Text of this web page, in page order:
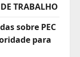
TRABALHO
sobre PEC
para